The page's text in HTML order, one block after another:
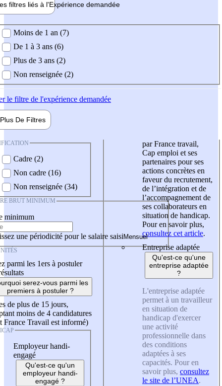
filtres liés à l'Expérience demandée
demandée
Moins de 1 an (7)
De 1 à 3 ans (6)
Plus de 3 ans (2)
Non renseignée (2)
le filtre de l'expérience demandée
Plus De Filtres
Cadre (2)
Non cadre (16)
Non renseignée (34)
BRUT MINIMUM
minimum
une périodicité pour le salaire saisi
parmi les 1ers à postuler
serez-vous parmi les
premiers à postuler ?
de plus de 15 jours,
moins de 4 candidatures
France Travail est informé)
Employeur handi-
engagé
Qu'est-ce qu'un
employeur handi-
engagé ?
par France travail,
Cap emploi et ses
partenaires pour ses
actions concrètes en
faveur du recrutement,
de l’intégration et de
l’accompagnement de
ses collaborateurs en
situation de handicap.
Pour en savoir plus,
consultez cet article.
Entreprise adaptée
Qu'est-ce qu'une
entreprise adaptée
?
L'entreprise adaptée
permet à un travailleur
en situation de
handicap d'exercer
une activité
professionnelle dans
des conditions
adaptées à ses
capacités. Pour en
savoir plus, consultez
le site de l’UNEA.